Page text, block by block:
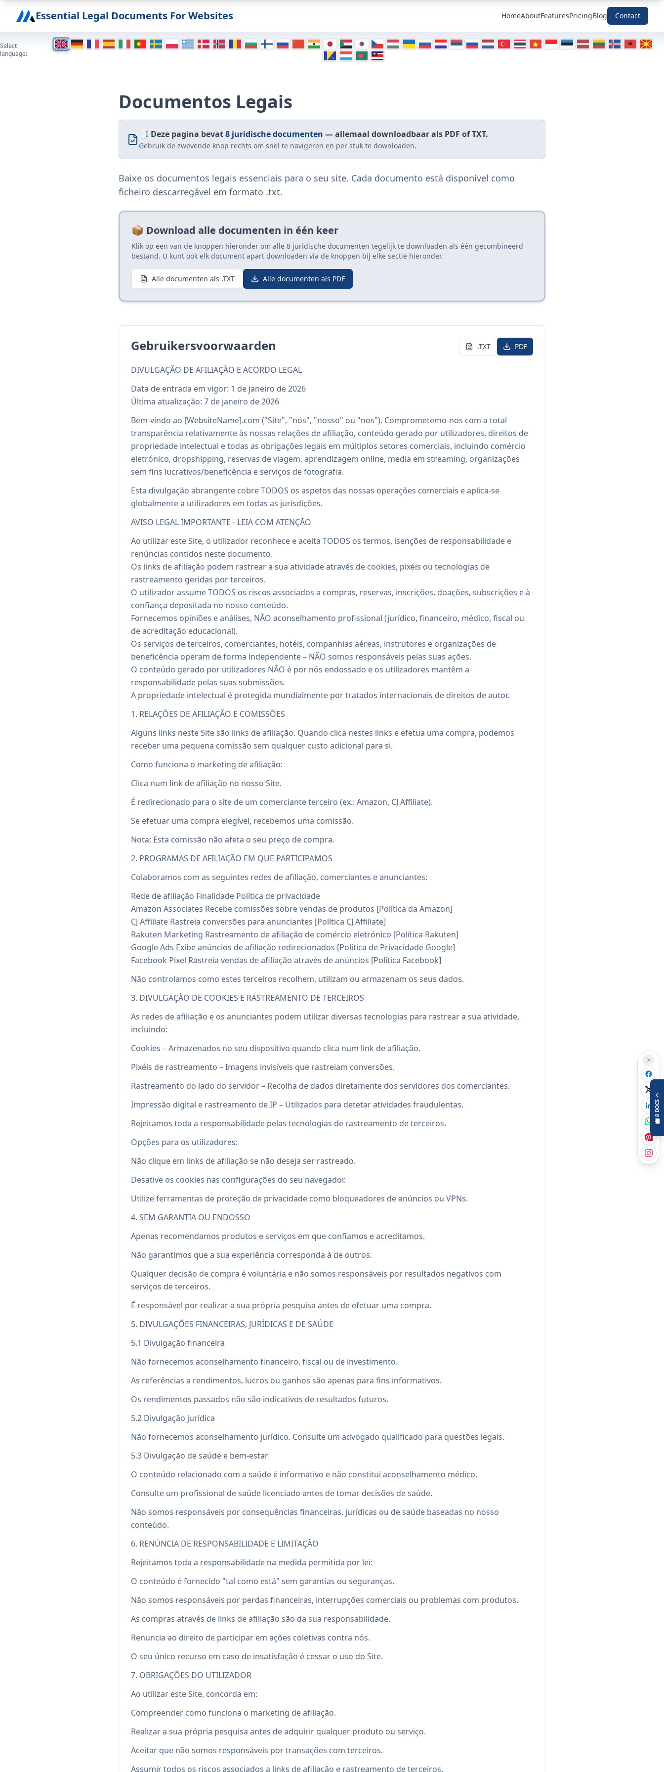
Essential Legal Documents For Websites HomeAboutFeaturesPricingBlog Contact
Select
language:
Documentos Legais
📑 Deze pagina bevat8 juridische documenten — allemaal downloadbaar als PDF of TXT.
Gebruik de zwevende knop rechts om snel te navigeren en per stuk te downloaden.
Baixe os documentos legais essenciais para o seu site. Cada documento está disponível como
ficheiro descarregável em formato .txt.
📦 Download alle documenten in één keer
Klik op een van de knoppen hieronder om alle 8 juridische documenten tegelijk te downloaden als één gecombineerd
bestand. U kunt ook elk document apart downloaden via de knoppen bij elke sectie hieronder.
Alle documenten als .TXT Alle documenten als PDF
Gebruikersvoorwaarden .TXT PDF
DIVULGAÇÃO DE AFILIAÇÃO E ACORDO LEGAL
Data de entrada em vigor: 1 de janeiro de 2026
Última atualização: 7 de janeiro de 2026
Bem-vindo ao [WebsiteName].com ("Site", "nós", "nosso" ou "nos"). Comprometemo-nos com a total
transparência relativamente às nossas relações de afiliação, conteúdo gerado por utilizadores, direitos de
propriedade intelectual e todas as obrigações legais em múltiplos setores comerciais, incluindo comércio
eletrónico, dropshipping, reservas de viagem, aprendizagem online, media em streaming, organizações
sem fins lucrativos/beneficência e serviços de fotografia.
Esta divulgação abrangente cobre TODOS os aspetos das nossas operações comerciais e aplica-se
globalmente a utilizadores em todas as jurisdições.
AVISO LEGAL IMPORTANTE - LEIA COM ATENÇÃO
Ao utilizar este Site, o utilizador reconhece e aceita TODOS os termos, isenções de responsabilidade e
renúncias contidos neste documento.
Os links de afiliação podem rastrear a sua atividade através de cookies, pixéis ou tecnologias de
rastreamento geridas por terceiros.
O utilizador assume TODOS os riscos associados a compras, reservas, inscrições, doações, subscrições e à
confiança depositada no nosso conteúdo.
Fornecemos opiniões e análises, NÃO aconselhamento profissional (jurídico, financeiro, médico, fiscal ou
de acreditação educacional).
Os serviços de terceiros, comerciantes, hotéis, companhias aéreas, instrutores e organizações de
beneficência operam de forma independente – NÃO somos responsáveis pelas suas ações.
O conteúdo gerado por utilizadores NÃO é por nós endossado e os utilizadores mantêm a
responsabilidade pelas suas submissões.
A propriedade intelectual é protegida mundialmente por tratados internacionais de direitos de autor.
1. RELAÇÕES DE AFILIAÇÃO E COMISSÕES
Alguns links neste Site são links de afiliação. Quando clica nestes links e efetua uma compra, podemos
receber uma pequena comissão sem qualquer custo adicional para si.
Como funciona o marketing de afiliação:
Clica num link de afiliação no nosso Site.
É redirecionado para o site de um comerciante terceiro (ex.: Amazon, CJ Affiliate).
Se efetuar uma compra elegível, recebemos uma comissão.
Nota: Esta comissão não afeta o seu preço de compra.
2. PROGRAMAS DE AFILIAÇÃO EM QUE PARTICIPAMOS
Colaboramos com as seguintes redes de afiliação, comerciantes e anunciantes:
Rede de afiliação Finalidade Política de privacidade
Amazon Associates Recebe comissões sobre vendas de produtos [Política da Amazon]
CJ Affiliate Rastreia conversões para anunciantes [Política CJ Affiliate]
Rakuten Marketing Rastreamento de afiliação de comércio eletrónico [Política Rakuten]
Google Ads Exibe anúncios de afiliação redirecionados [Política de Privacidade Google]
Facebook Pixel Rastreia vendas de afiliação através de anúncios [Política Facebook]
Não controlamos como estes terceiros recolhem, utilizam ou armazenam os seus dados.
3. DIVULGAÇÃO DE COOKIES E RASTREAMENTO DE TERCEIROS
As redes de afiliação e os anunciantes podem utilizar diversas tecnologias para rastrear a sua atividade,
incluindo:
Cookies – Armazenados no seu dispositivo quando clica num link de afiliação.
Pixéis de rastreamento – Imagens invisíveis que rastreiam conversões.
Rastreamento do lado do servidor – Recolha de dados diretamente dos servidores dos comerciantes.
Impressão digital e rastreamento de IP – Utilizados para detetar atividades fraudulentas.
Rejeitamos toda a responsabilidade pelas tecnologias de rastreamento de terceiros.
Opções para os utilizadores:
Não clique em links de afiliação se não deseja ser rastreado.
Desative os cookies nas configurações do seu navegador.
Utilize ferramentas de proteção de privacidade como bloqueadores de anúncios ou VPNs.
4. SEM GARANTIA OU ENDOSSO
Apenas recomendamos produtos e serviços em que confiamos e acreditamos.
Não garantimos que a sua experiência corresponda à de outros.
Qualquer decisão de compra é voluntária e não somos responsáveis por resultados negativos com
serviços de terceiros.
É responsável por realizar a sua própria pesquisa antes de efetuar uma compra.
5. DIVULGAÇÕES FINANCEIRAS, JURÍDICAS E DE SAÚDE
5.1 Divulgação financeira
Não fornecemos aconselhamento financeiro, fiscal ou de investimento.
As referências a rendimentos, lucros ou ganhos são apenas para fins informativos.
Os rendimentos passados não são indicativos de resultados futuros.
5.2 Divulgação jurídica
Não fornecemos aconselhamento jurídico. Consulte um advogado qualificado para questões legais.
5.3 Divulgação de saúde e bem-estar
O conteúdo relacionado com a saúde é informativo e não constitui aconselhamento médico.
Consulte um profissional de saúde licenciado antes de tomar decisões de saúde.
Não somos responsáveis por consequências financeiras, jurídicas ou de saúde baseadas no nosso
conteúdo.
6. RENÚNCIA DE RESPONSABILIDADE E LIMITAÇÃO
Rejeitamos toda a responsabilidade na medida permitida por lei:
O conteúdo é fornecido "tal como está" sem garantias ou seguranças.
Não somos responsáveis por perdas financeiras, interrupções comerciais ou problemas com produtos.
As compras através de links de afiliação são da sua responsabilidade.
Renuncia ao direito de participar em ações coletivas contra nós.
O seu único recurso em caso de insatisfação é cessar o uso do Site.
7. OBRIGAÇÕES DO UTILIZADOR
Ao utilizar este Site, concorda em:
Compreender como funciona o marketing de afiliação.
Realizar a sua própria pesquisa antes de adquirir qualquer produto ou serviço.
Aceitar que não somos responsáveis por transações com terceiros.
Assumir todos os riscos associados a links de afiliação e rastreamento de terceiros.
📑
8
DOCS